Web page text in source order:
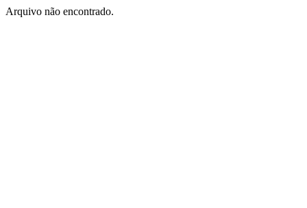
Arquivo não encontrado.